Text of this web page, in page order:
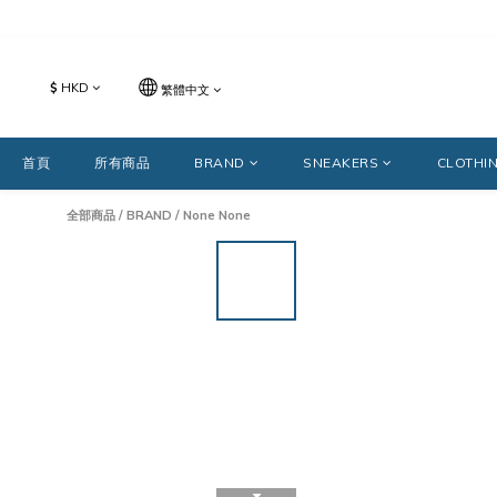
$ HKD 繁體中文
首頁 所有商品 BRAND SNEAKERS
全部商品 / BRAND / None None